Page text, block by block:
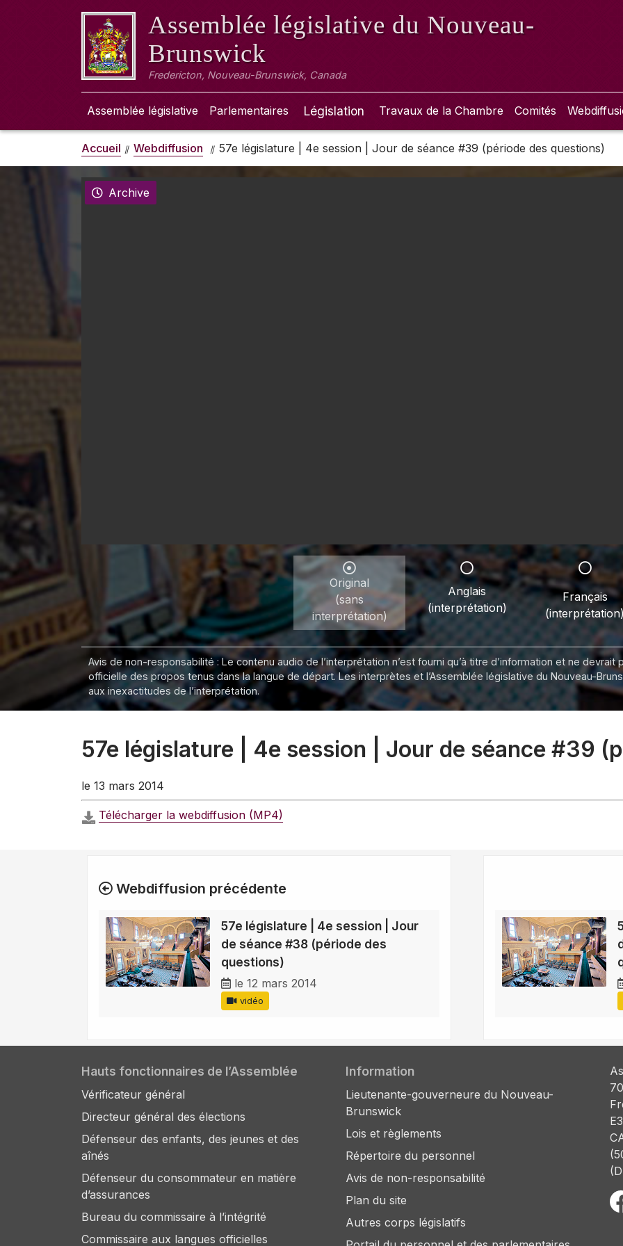
Assemblée législative du Nouveau-
Brunswick
Fredericton, Nouveau-Brunswick, Canada
Assemblée législative Parlementaires Législation Travaux de la Chambre Comités
Accueil Webdiffusion 57e législature | 4e session | Jour de séance #39 (période des questions)
Archive
Original
(sans
interprétation)
Anglais
(interprétation)
Français
Avis de non-responsabilité : Le contenu audio de l’interprétation n’est fourni qu’à titre d’information et ne
officielle des propos tenus dans la langue de départ. Les interprètes et l’Assemblée législative du Nouveau-
aux inexactitudes de l’interprétation.
57e législature | 4e session | Jour de séance #39
le 13 mars 2014
Télécharger la webdiffusion (MP4)
Webdiffusion précédente
57e législature | 4e session | Jour
de séance #38 (période des
questions)
le 12 mars 2014
vidéo
Hauts fonctionnaires de l’Assemblée
Vérificateur général
Directeur général des élections
Défenseur des enfants, des jeunes et des
aînés
Défenseur du consommateur en matière
d’assurances
Bureau du commissaire à l’intégrité
Commissaire aux langues officielles
Information
Lieutenante-gouverneure du Nouveau-
Brunswick
Lois et règlements
Répertoire du personnel
Avis de non-responsabilité
Plan du site
Autres corps législatifs